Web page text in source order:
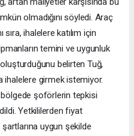
olmadığını söyledi. Araç
ihalelere katılım için
temini ve uygunluk
belirten Tuğ,
girmek istemiyor.
şoförlerin tepkisi
Yetkililerden fiyat
uygun şekilde